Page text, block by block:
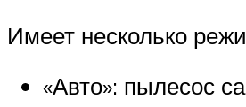
Имеет несколько
«Авто»: пылесос